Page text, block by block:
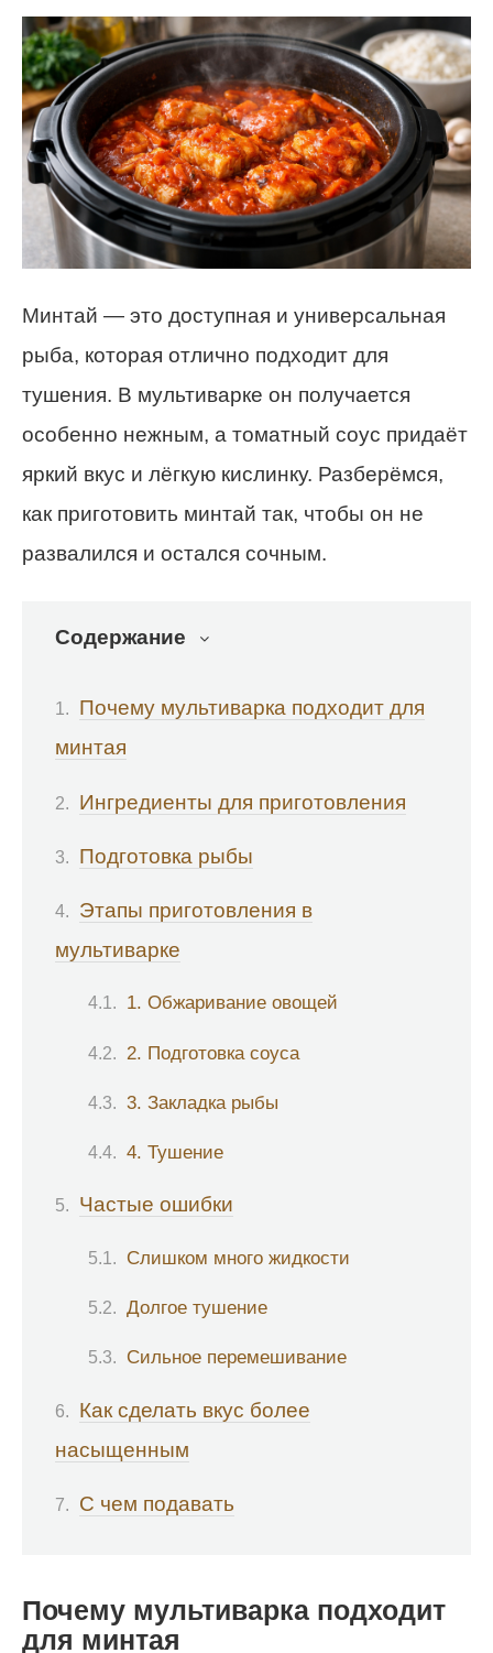
Минтай — это доступная и универсальная
рыба, которая отлично подходит для
тушения. В мультиварке он получается
особенно нежным, а томатный соус придаёт
яркий вкус и лёгкую кислинку. Разберёмся,
как приготовить минтай так, чтобы он не
развалился и остался сочным.
Содержание
Почему мультиварка подходит для
минтая
Ингредиенты для приготовления
Подготовка рыбы
Этапы приготовления в
мультиварке
1. Обжаривание овощей
2. Подготовка соуса
3. Закладка рыбы
4. Тушение
Частые ошибки
Слишком много жидкости
Долгое тушение
Сильное перемешивание
Как сделать вкус более
насыщенным
С чем подавать
Почему мультиварка подходит
для минтая